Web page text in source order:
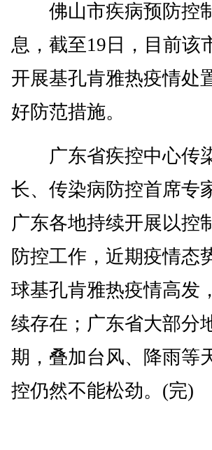
佛山市疾病预防控
息，截至19日，目前该
开展基孔肯雅热疫情处
好防范措施。
广东省疾控中心传
长、传染病防控首席专
广东各地持续开展以控
防控工作，近期疫情态
球基孔肯雅热疫情高发
续存在；广东省大部分
期，叠加台风、降雨等
控仍然不能松劲。(完)